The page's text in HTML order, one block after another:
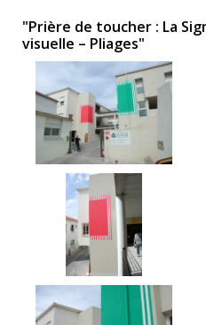
"Prière de toucher : La
visuelle – Pliages"